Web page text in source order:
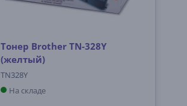
Тонер Brother TN-328Y
(желтый)
TN328Y
На складе